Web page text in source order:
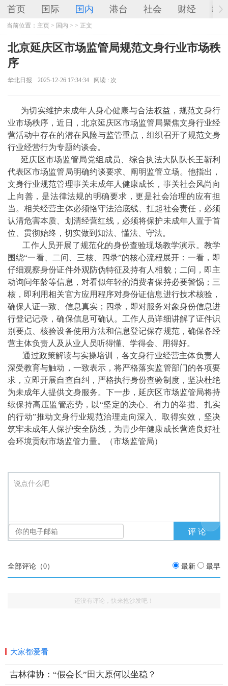
首页 国际 国内 港台 社会 财经 教
当前位置： 主页 > 国内 > > 正文
北京延庆区市场监管局规范文身行业市场秩
序
华北日报 2025-12-26 17:34:34 阅读 : 次
为切实维护未成年人身心健康与合法权益，规范文身行
业市场秩序，近日，北京延庆区市场监管局聚焦文身行业经
营活动中存在的潜在风险与监管重点，组织召开了规范文身
行业经营行为专题约谈会。
延庆区市场监管局党组成员、综合执法大队队长王靳利
代表区市场监管局明确约谈要求、阐明监管立场。他指出，
文身行业规范管理事关未成年人健康成长，事关社会风尚向
上向善，是法律法规的明确要求，更是社会治理的应有担
当。相关经营主体必须恪守法治底线、扛起社会责任，必须
认清危害本质、划清经营红线，必须将保护未成年人置于首
位、贯彻始终，切实做到知法、懂法、守法。
工作人员开展了规范化的身份查验现场教学演示。教学
围绕“一看、二问、三核、四录”的核心流程展开：一看，即
仔细观察身份证件外观防伪特征及持有人相貌；二问，即主
动询问年龄等信息，对看似年轻的消费者保持必要警惕；三
核，即利用相关官方应用程序对身份证信息进行技术核验，
确保人证一致、信息真实；四录，即对服务对象身份信息进
行登记记录，确保信息可确认。工作人员详细讲解了证件识
别要点、核验设备使用方法和信息登记保存规范，确保各经
营主体负责人及从业人员听得懂、学得会、用得好。
通过政策解读与实操培训，各文身行业经营主体负责人
深受教育与触动，一致表示，将严格落实监管部门的各项要
求，立即开展自查自纠，严格执行身份查验制度，坚决杜绝
为未成年人提供文身服务。下一步，延庆区市场监管局将持
续保持高压监管态势，以“坚定的决心、有力的举措、扎实
的行动”推动文身行业规范治理走向深入、取得实效，坚决
筑牢未成年人保护安全防线，为青少年健康成长营造良好社
会环境贡献市场监管力量。（市场监管局）
说点什么吧
全部评论（0） 最新 最早
还没有评论，快来抢沙发吧！
大家都爱看
吉林律协：“假会长”田大原何以坐稳？